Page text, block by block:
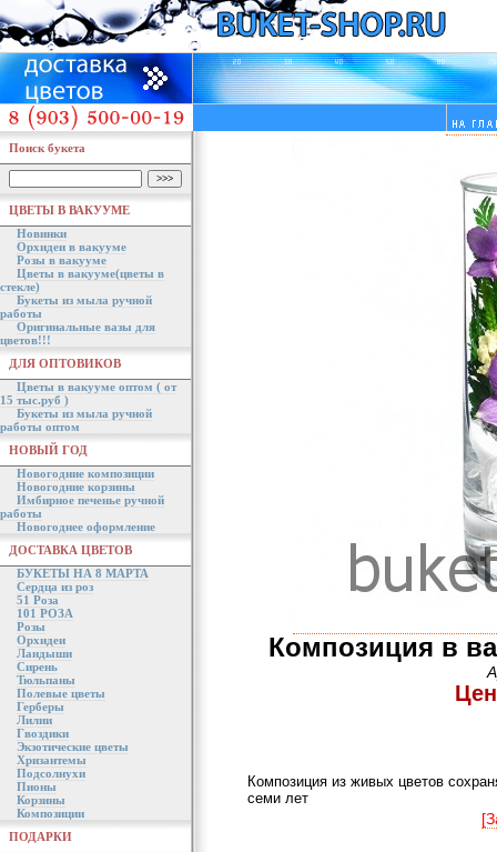
Поиск букета
ЦВЕТЫ В ВАКУУМЕ
Новинки
Орхидеи в вакууме
Розы в вакууме
Цветы в вакууме(цветы в
стекле)
Букеты из мыла ручной
работы
Оригинальные вазы для
цветов!!!
ДЛЯ ОПТОВИКОВ
Цветы в вакууме оптом ( от
15 тыс.руб )
Букеты из мыла ручной
работы оптом
НОВЫЙ ГОД
Новогодние композиции
Новогодние корзины
Имбирное печенье ручной
работы
Новогоднее оформление
ДОСТАВКА ЦВЕТОВ
БУКЕТЫ НА 8 МАРТА
Сердца из роз
51 Роза
101 РОЗА
Розы
Орхидеи
Ландыши
Сирень
Тюльпаны
Полевые цветы
Герберы
Лилии
Гвоздики
Экзотические цветы
Хризантемы
Подсолнухи
Пионы
Корзины
Композиции
ПОДАРКИ
Композиция в
Композиция из живых цветов
семи лет